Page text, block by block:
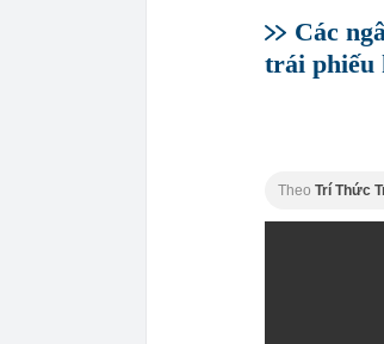
Các
trái phiếu
Theo Trí Thức